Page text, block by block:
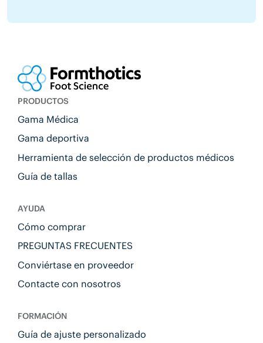
PRODUCTOS
Gama Médica
Gama deportiva
Herramienta de selección de productos médicos
Guía de tallas
AYUDA
Cómo comprar
PREGUNTAS FRECUENTES
Conviértase en proveedor
Contacte con nosotros
FORMACIÓN
Guía de ajuste personalizado